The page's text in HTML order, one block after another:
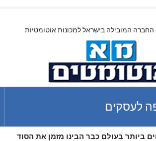
המובילה בישראל למכונות אוטומטיות
לעסקים
ביותר בעולם כבר הבינו מזמן את הסוד